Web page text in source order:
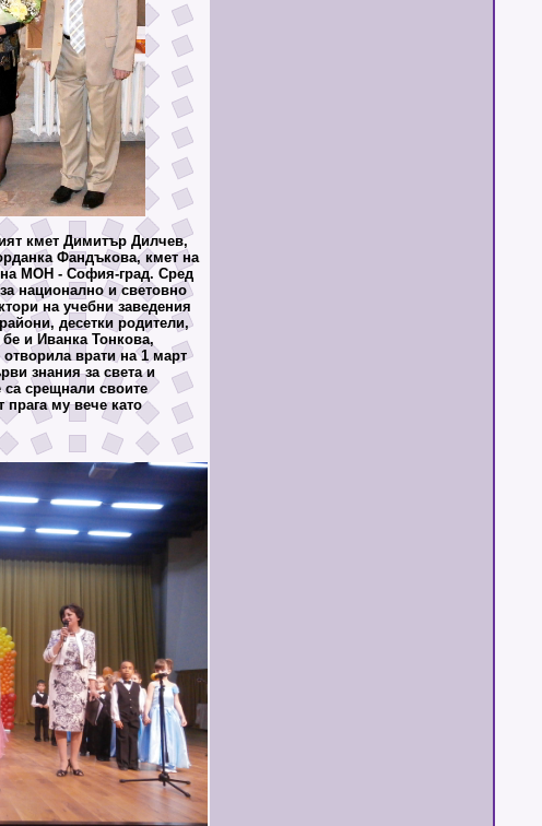
кмет Димитър Дилчев,
Фандъкова, кмет на
МОН - София-град. Сред
национално и световно
на учебни заведения
десетки родители,
и Иванка Тонкова,
отворила врати на 1 март
знания за света и
са срещнали своите
прага му вече като